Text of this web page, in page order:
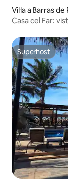
Vil·la a Barras de
Casa del Far:
Superhost
Superhost